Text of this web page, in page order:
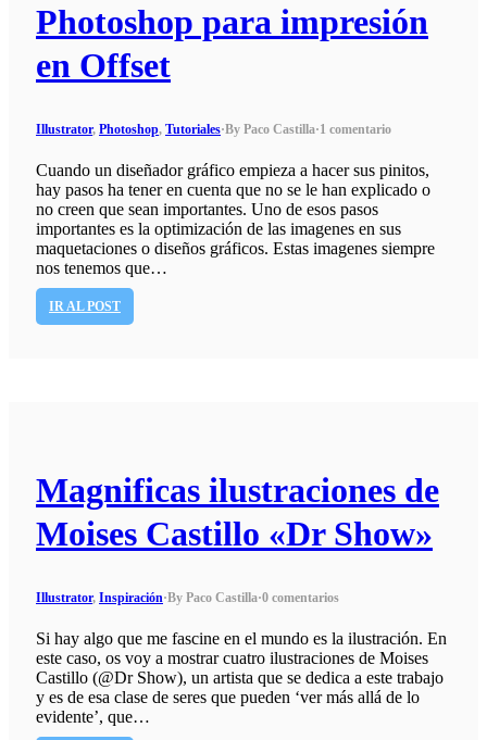
Photoshop para impresión
en Offset
Illustrator, Photoshop, Tutoriales·By Paco Castilla·1 comentario
Cuando un diseñador gráfico empieza a hacer sus pinitos,
hay pasos ha tener en cuenta que no se le han explicado o
no creen que sean importantes. Uno de esos pasos
importantes es la optimización de las imagenes en sus
maquetaciones o diseños gráficos. Estas imagenes siempre
nos tenemos que…
IR AL POST
Magnificas ilustraciones de
Moises Castillo «Dr Show»
Illustrator, Inspiración·By Paco Castilla·0 comentarios
Si hay algo que me fascine en el mundo es la ilustración. En
este caso, os voy a mostrar cuatro ilustraciones de Moises
Castillo (@Dr Show), un artista que se dedica a este trabajo
y es de esa clase de seres que pueden ‘ver más allá de lo
evidente’, que…